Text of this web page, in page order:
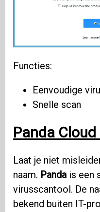
Functies:
Eenvoudige
Snelle scan
Panda
Laat je niet
naam. Pandais een
virusscantool. De
bekend buiten IT-